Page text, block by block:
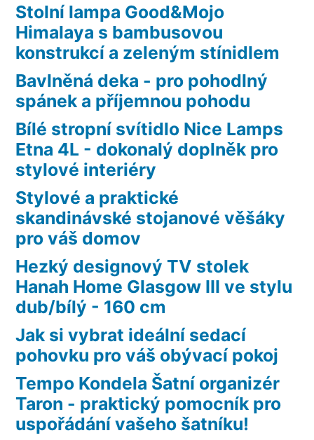
Stolní lampa Good&Mojo
Himalaya s bambusovou
konstrukcí a zeleným stínidlem
Bavlněná deka - pro pohodlný
spánek a příjemnou pohodu
Bílé stropní svítidlo Nice Lamps
Etna 4L - dokonalý doplněk pro
stylové interiéry
Stylové a praktické
skandinávské stojanové věšáky
pro váš domov
Hezký designový TV stolek
Hanah Home Glasgow III ve stylu
dub/bílý - 160 cm
Jak si vybrat ideální sedací
pohovku pro váš obývací pokoj
Tempo Kondela Šatní organizér
Taron - praktický pomocník pro
uspořádání vašeho šatníku!